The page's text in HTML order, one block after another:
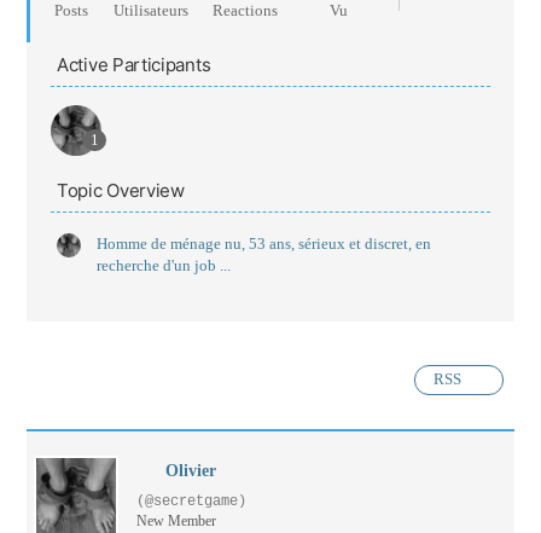
Posts Utilisateurs Reactions Vu
Active Participants
1
Topic Overview
Homme de ménage nu, 53 ans, sérieux et discret, en
recherche d'un job ...
RSS
Olivier
(@secretgame)
New Member